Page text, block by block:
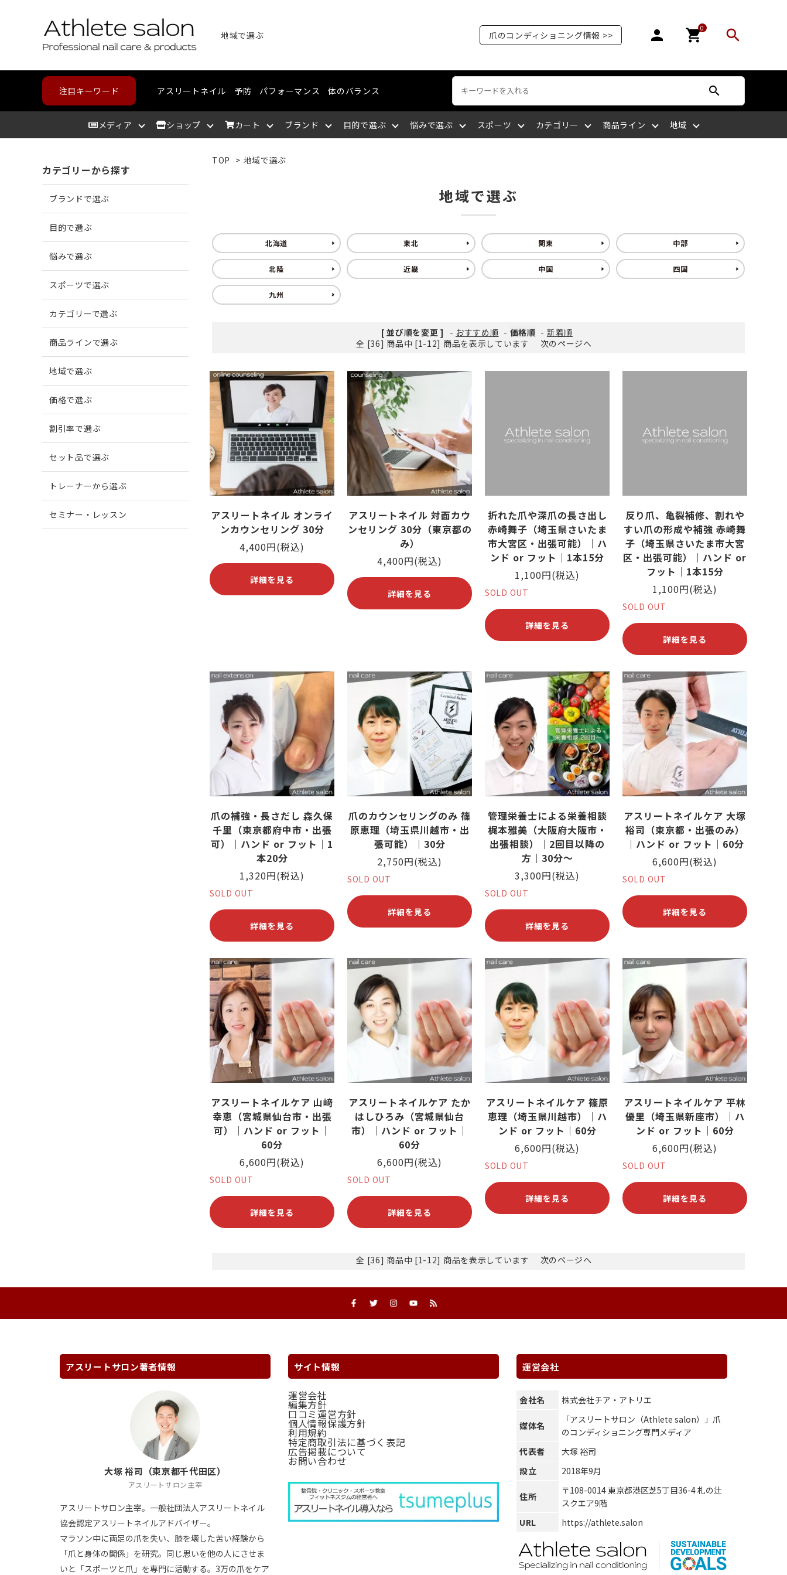
地域で選ぶ 爪のコンディショニング情報 >> person 0
shopping_cart search
注目キーワード アスリートネイル 予防 パフォーマンス 体のバランス search
メディア ショップ カート ブランド
アスリートサロン
目的で選ぶ
爪を洗う
爪を保湿する 爪について知る
角質を取り除く 筋肉をサポートする 筋肉の疲れを取る マッサージをする
悩みで選ぶ
爪が割れる
爪が薄い 爪を大きくしたい
二枚爪になっている 巻き爪になっている 深爪になっている 爪を噛む
爪がでこぼこする 爪に縦筋がある
爪が白い斑がある
スポーツ
野球・高校野球
バスケットボール バドミントン
ボルダリング 水泳 空手 剣道
柔道 ボウリング
カテゴリー
ハンドケア
爪の補強・補修
商品ライン
スポーツメディカルライン
地域
北海道
中部
九州
TOP > 地域で選ぶ
地域で選ぶ
北海道 東北 関東 中部
北陸 近畿 中国 四国
九州
[ 並び順を変更 ] - おすすめ順 - 価格順 - 新着順
全 [36] 商品中 [1-12] 商品を表示しています
次のページへ
アスリートネイル オンライ
ンカウンセリング 30分
4,400円(税込)
詳細を見る
アスリートネイル 対面カウ
ンセリング 30分（東京都の
み）
4,400円(税込)
詳細を見る
折れた爪や深爪の長さ出し
赤崎舞子（埼玉県さいたま
市大宮区・出張可能）｜ハ
ンド or フット｜1本15分
1,100円(税込)
SOLD OUT
詳細を見る
反り爪、亀裂補修、割れや
すい爪の形成や補強 赤崎舞
子（埼玉県さいたま市大宮
区・出張可能）｜ハンド or
フット｜1本15分
1,100円(税込)
SOLD OUT
詳細を見る
爪の補強・長さだし 森久保
千里（東京都府中市・出張
可）｜ハンド or フット｜1
本20分
1,320円(税込)
SOLD OUT
詳細を見る
爪のカウンセリングのみ 篠
原恵理（埼玉県川越市・出
張可能）｜30分
2,750円(税込)
SOLD OUT
詳細を見る
管理栄養士による栄養相談
梶本雅美（大阪府大阪市・
出張相談）｜2回目以降の
方｜30分〜
3,300円(税込)
SOLD OUT
詳細を見る
アスリートネイルケア 大塚
裕司（東京都・出張のみ）
｜ハンド or フット｜60分
6,600円(税込)
SOLD OUT
詳細を見る
アスリートネイルケア 山﨑
幸恵（宮城県仙台市・出張
可）｜ハンド or フット｜
60分
6,600円(税込)
SOLD OUT
詳細を見る
アスリートネイルケア たか
はしひろみ（宮城県仙台
市）｜ハンド or フット｜
60分
6,600円(税込)
SOLD OUT
詳細を見る
アスリートネイルケア 篠原
恵理（埼玉県川越市）｜ハ
ンド or フット｜60分
6,600円(税込)
SOLD OUT
詳細を見る
アスリートネイルケア 平林
優里（埼玉県新座市）｜ハ
ンド or フット｜60分
6,600円(税込)
SOLD OUT
詳細を見る
全 [36] 商品中 [1-12] 商品を表示しています 次のページへ
カテゴリーから探す
ブランドで選ぶ
目的で選ぶ
悩みで選ぶ
スポーツで選ぶ
カテゴリーで選ぶ
商品ラインで選ぶ
地域で選ぶ
価格で選ぶ
割引率で選ぶ
セット品で選ぶ
トレーナーから選ぶ
セミナー・レッスン
アスリートサロン著者情報
大塚 裕司（東京都千代田区）
アスリートサロン主宰
アスリートサロン主宰。一般社団法人アスリートネイル
協会認定アスリートネイルアドバイザー。
マラソン中に両足の爪を失い、膝を壊した苦い経験から
「爪と身体の関係」を研究。同じ思いを他の人にさせま
いと「スポーツと爪」を専門に活動する。3万の爪をケア
サイト情報
運営会社
編集方針
口コミ運営方針
個人情報保護方針
利用規約
特定商取引法に基づく表記
広告掲載について
お問い合わせ
運営会社
会社名 株式会社チア・アトリエ
媒体名
「アスリートサロン（Athlete salon）」爪
のコンディショニング専門メディア
代表者
大塚 裕司
設立
2018年9月
住所
〒108-0014 東京都港区芝5丁目36-4 札の辻
スクエア9階
URL
https://athlete.salon